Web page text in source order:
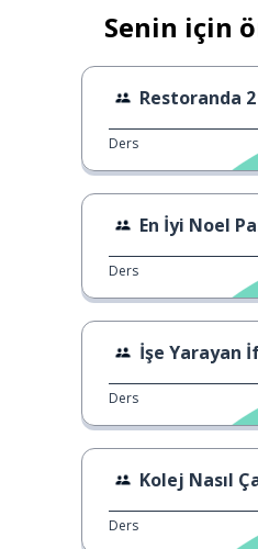
Senin için
Restoranda 2
Ders
En İyi Noel
Ders
İşe Yarayan
Ders
Kolej Nasıl
Ders